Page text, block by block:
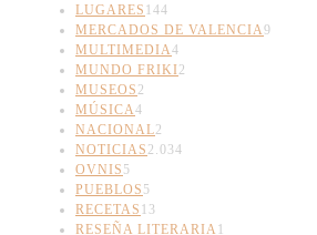
LUGARES 144
MERCADOS DE VALENCIA9
MULTIMEDIA4
MUNDO FRIKI2
MUSEOS 2
MÚSICA4
NACIONAL2
NOTICIAS 2.034
OVNIS 5
PUEBLOS 5
RECETAS 13
RESEÑA LITERARIA 1